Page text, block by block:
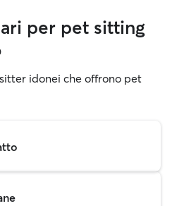
per pet sitting
idonei che offrono pet